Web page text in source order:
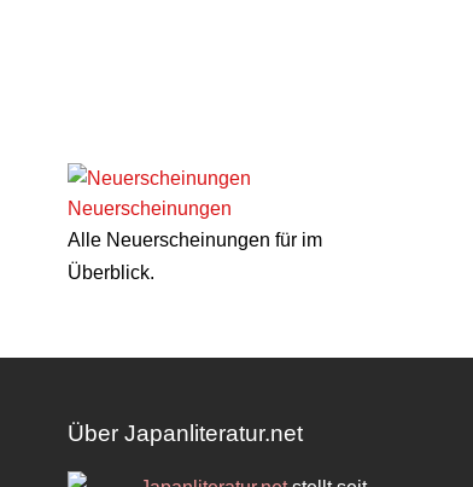
Neuerscheinungen
Alle Neuerscheinungen für im
Überblick.
Über Japanliteratur.net